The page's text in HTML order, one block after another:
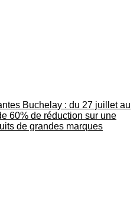
Buchelay : du 27 juillet au
60% de réduction sur une
de grandes marques